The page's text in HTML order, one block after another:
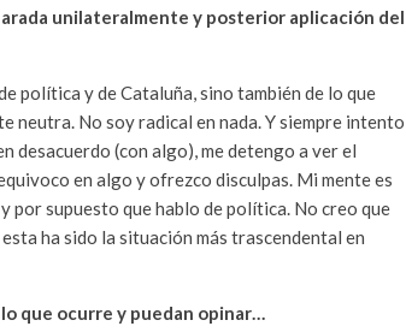
unilateralmente y posterior aplicación del
política y de Cataluña, sino también de lo que
neutra. No soy radical en nada. Y siempre intento
desacuerdo (con algo), me detengo a ver el
en algo y ofrezco disculpas. Mi mente es
por supuesto que hablo de política. No creo que
ha sido la situación más trascendental en
que ocurre y puedan opinar…